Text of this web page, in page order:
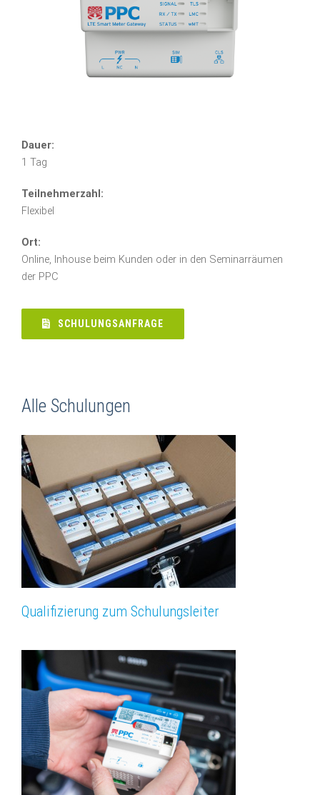
Dauer:
1 Tag
Teilnehmerzahl:
Flexibel
Ort:
Online, Inhouse beim Kunden oder in den Seminarräumen
der PPC
SCHULUNGSANFRAGE
Alle Schulungen
Qualifizierung zum Schulungsleiter